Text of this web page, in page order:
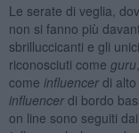
Le serate di veglia,
non si fanno più
sbrilluccicanti e gli
riconosciuti come guru
come influencerdi alto
influencerdi bordo
on line sono seguiti